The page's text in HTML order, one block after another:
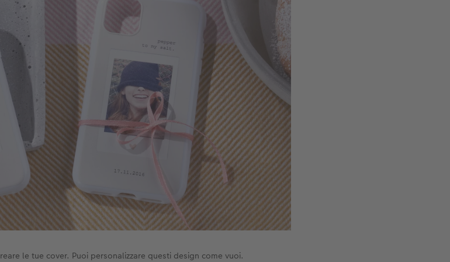
le tue cover. Puoi personalizzare questi design come vuoi.